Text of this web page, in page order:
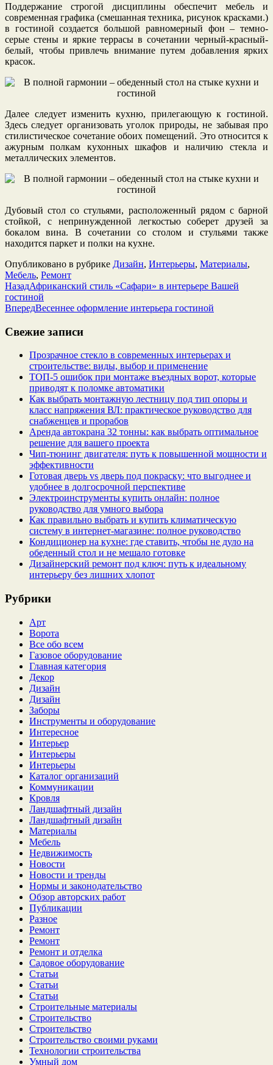
Поддержание строгой дисциплины обеспечит мебель и
современная графика (смешанная техника, рисунок красками.)
в гостиной создается большой равномерный фон – темно-
серые стены и яркие террасы в сочетании черный-красный-
белый, чтобы привлечь внимание путем добавления ярких
красок.
Далее следует изменить кухню, прилегающую к гостиной.
Здесь следует организовать уголок природы, не забывая про
стилистическое сочетание обоих помещений. Это относится к
ажурным полкам кухонных шкафов и наличию стекла и
металлических элементов.
Дубовый стол со стульями, расположенный рядом с барной
стойкой, с непринужденной легкостью соберет друзей за
бокалом вина. В сочетании со столом и стульями также
находится паркет и полки на кухне.
Опубликовано в рубрике Дизайн, Интерьеры, Материалы,
Мебель, Ремонт
НазадАфриканский стиль «Сафари» в интерьере Вашей
гостиной
ВпередВесеннее оформление интерьера гостиной
Свежие записи
Прозрачное стекло в современных интерьерах и
строительстве: виды, выбор и применение
ТОП-5 ошибок при монтаже въездных ворот, которые
приводят к поломке автоматики
Как выбрать монтажную лестницу под тип опоры и
класс напряжения ВЛ: практическое руководство для
снабженцев и прорабов
Аренда автокрана 32 тонны: как выбрать оптимальное
решение для вашего проекта
Чип‑тюнинг двигателя: путь к повышенной мощности и
эффективности
Готовая дверь vs дверь под покраску: что выгоднее и
удобнее в долгосрочной перспективе
Электроинструменты купить онлайн: полное
руководство для умного выбора
Как правильно выбрать и купить климатическую
систему в интернет‑магазине: полное руководство
Кондиционер на кухне: где ставить, чтобы не дуло на
обеденный стол и не мешало готовке
Дизайнерский ремонт под ключ: путь к идеальному
интерьеру без лишних хлопот
Рубрики
Арт
Ворота
Все обо всем
Газовое оборудование
Главная категория
Декор
Дизайн
Дизайн
Заборы
Инструменты и оборудование
Интересное
Интерьер
Интерьеры
Интерьеры
Каталог организаций
Коммуникации
Кровля
Ландшафтный дизайн
Ландшафтный дизайн
Материалы
Мебель
Недвижимость
Новости
Новости и тренды
Нормы и законодательство
Обзор авторских работ
Публикации
Разное
Ремонт
Ремонт
Ремонт и отделка
Садовое оборудование
Статьи
Статьи
Статьи
Строительные материалы
Строительство
Строительство
Строительство своими руками
Технологии строительства
Умный дом